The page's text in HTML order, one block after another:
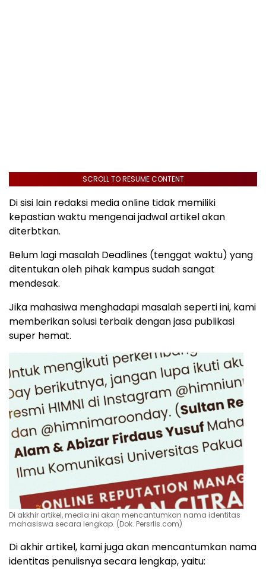
SCROLL TO RESUME CONTENT
Di sisi lain redaksi media online tidak memiliki
kepastian waktu mengenai jadwal artikel akan
diterbtkan.
Belum lagi masalah Deadlines (tenggat waktu) yang
ditentukan oleh pihak kampus sudah sangat
mendesak.
Jika mahasiwa menghadapi masalah seperti ini, kami
memberikan solusi terbaik dengan jasa publikasi
super hemat.
Di akkhir artikel, media ini akan mencantumkan nama identitas
mahasiswa secara lengkap. (Dok. Persrlis.com)
Di akhir artikel, kami juga akan mencantumkan nama
identitas penulisnya secara lengkap, yaitu: